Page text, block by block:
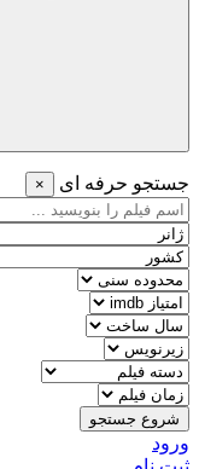
جستجو حرفه ای ×
شروع جستجو
ورود